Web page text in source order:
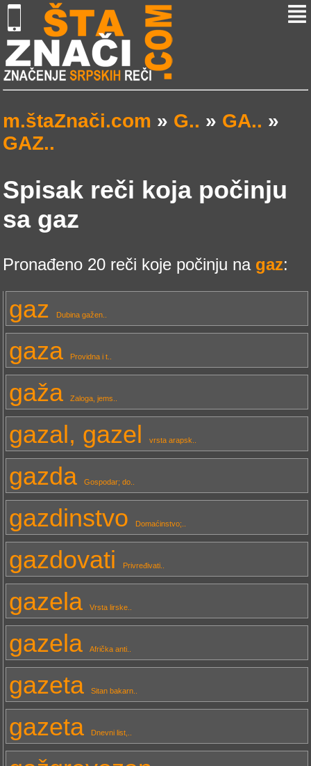
m.štaZnači.com » G.. » GA.. »
GAZ..
Spisak reči koja počinju
sa gaz
Pronađeno 20 reči koje počinju na gaz:
gaz Dubina gažen..
gaza Providna i t..
gaža Zaloga, jems..
gazal, gazel vrsta arapsk..
gazda Gospodar; do..
gazdinstvo Domaćinstvo;..
gazdovati Privređivati..
gazela Vrsta lirske..
gazela Afrička anti..
gazeta Sitan bakarn..
gazeta Dnevni list,..